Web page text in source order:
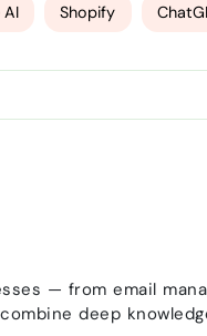
AI Shopify
— from email
deep